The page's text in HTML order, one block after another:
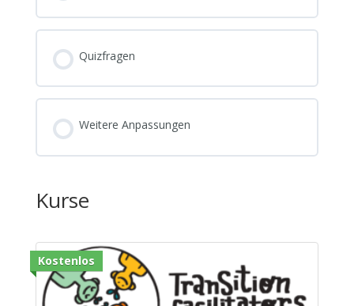
Quizfragen
Weitere Anpassungen
Kurse
Kostenlos